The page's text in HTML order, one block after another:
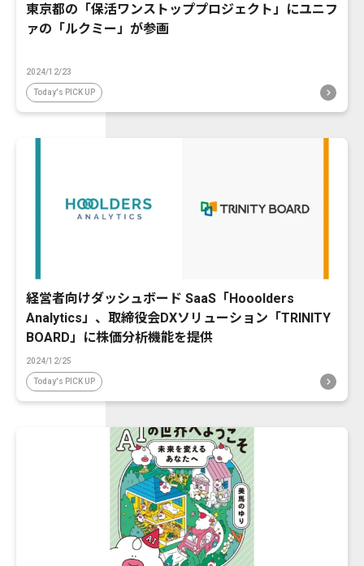
東京都の「保活ワンストッププロジェクト」にユニフ
ァの「ルクミー」が参画
2024/12/23
Today's PICK UP
経営者向けダッシュボード SaaS「Hooolders
Analytics」、取締役会DXソリューション「TRINITY
BOARD」に株価分析機能を提供
2024/12/25
Today's PICK UP